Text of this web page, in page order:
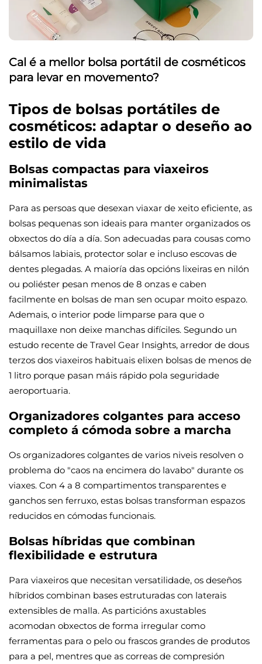
Cal é a mellor bolsa portátil de cosméticos
para levar en movemento?
Tipos de bolsas portátiles de
cosméticos: adaptar o deseño ao
estilo de vida
Bolsas compactas para viaxeiros
minimalistas
Para as persoas que desexan viaxar de xeito eficiente, as
bolsas pequenas son ideais para manter organizados os
obxectos do día a día. Son adecuadas para cousas como
bálsamos labiais, protector solar e incluso escovas de
dentes plegadas. A maioría das opcións lixeiras en nilón
ou poliéster pesan menos de 8 onzas e caben
facilmente en bolsas de man sen ocupar moito espazo.
Ademais, o interior pode limparse para que o
maquillaxe non deixe manchas difíciles. Segundo un
estudo recente de Travel Gear Insights, arredor de dous
terzos dos viaxeiros habituais elixen bolsas de menos de
1 litro porque pasan máis rápido pola seguridade
aeroportuaria.
Organizadores colgantes para acceso
completo á cómoda sobre a marcha
Os organizadores colgantes de varios niveis resolven o
problema do "caos na encimera do lavabo" durante os
viaxes. Con 4 a 8 compartimentos transparentes e
ganchos sen ferruxo, estas bolsas transforman espazos
reducidos en cómodas funcionais.
Bolsas híbridas que combinan
flexibilidade e estrutura
Para viaxeiros que necesitan versatilidade, os deseños
híbridos combinan bases estruturadas con laterais
extensibles de malla. As particións axustables
acomodan obxectos de forma irregular como
ferramentas para o pelo ou frascos grandes de produtos
para a pel, mentres que as correas de compresión